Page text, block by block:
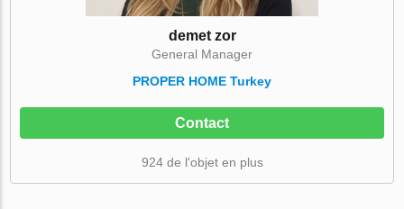
demet zor
General Manager
PROPER HOME Turkey
Contact
924 de l'objet en plus